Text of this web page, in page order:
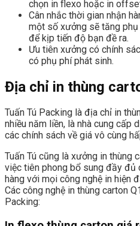
chọn in flexo hoặc in
Cân nhắc thời gian nhận
một số xưởng sẽ tăng
để kịp tiến độ bạn đề ra.
Ưu tiên xưởng có chính
có phụ phí phát sinh.
Địa chỉ in thùng
Tuấn Tú Packing là địa chỉ in
nhiều năm liền, là nhà cung cấp
các chính sách về giá vô cùng
Tuấn Tú cũng là xưởng in thùng
việc tiên phong bổ sung đầy đủ
hàng với mọi công nghệ in hiện
Các công nghệ in thùng carton
Packing: